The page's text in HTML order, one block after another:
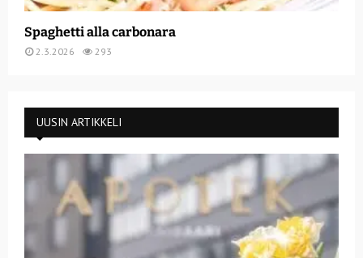
Spaghetti alla carbonara
2.3.2026 293
UUSIN ARTIKKELI